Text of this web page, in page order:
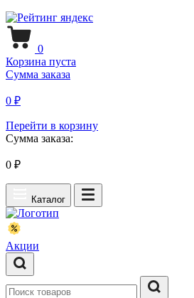
0
Корзина пуста
Сумма заказа
0 ₽
Перейти в корзину
Сумма заказа:
0 ₽
Каталог
Акции